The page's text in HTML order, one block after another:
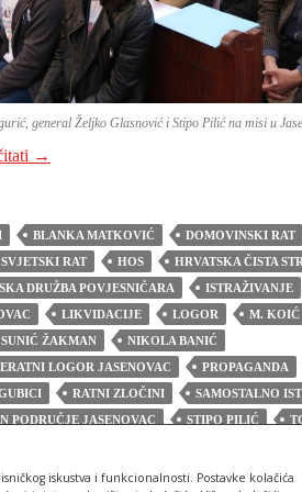
iskustva i funkcionalnosti. Postavke kolačića
general Željko Glasnović i Stipo Pilić na misi u
PREDSTAVNIK NAŠE UDRUGE
→
BLANKA MATKOVIĆ
DOMOVINSKI RAT
RAT
HOS
HRVATSKA ČISTA
DRUŽBA POVJESNIČARA
ISTRAŽIVANJE
LIKVIDACIJE LOGOR M. KOIĆ
ŽAKMAN
NIKOLA BANIĆ
LOGOR JASENOVAC
PROPAGANDA
RATNI ZLOČINI
SAMOSTALNO
PODRUČJE JASENOVAC
STIPO PILIĆ